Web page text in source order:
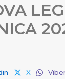
X Viber